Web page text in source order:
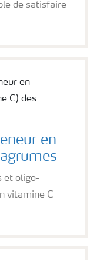
de satisfaire
en
et oligo-
vitamine C